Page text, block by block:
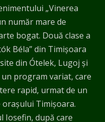
„Vinerea
număr mare de
bogat. Două clase a
Béla” din Timișoara
din Ótelek, Lugoj şi
program variat, care
rapid, urmat de un
Timișoara.
Iosefin, după care